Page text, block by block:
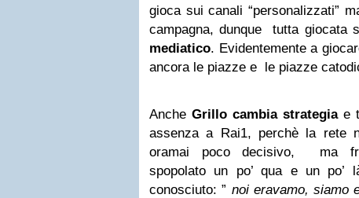
gioca sui canali “personalizzati”
campagna, dunque tutta giocata
mediatico. Evidentemente a
ancora le piazze e le piazze
Anche Grillo cambia strategiae
assenza a Rai1, perchè la rete
oramai poco decisivo, ma
spopolato un po’ qua e un po’
conosciuto: ” noi eravamo, siamo